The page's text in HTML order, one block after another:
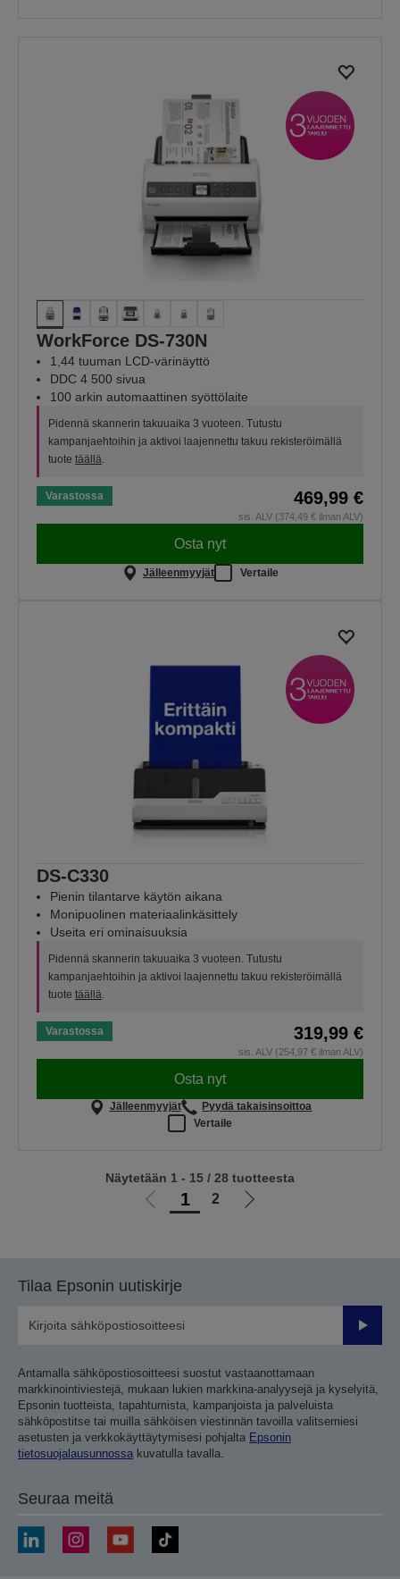
WorkForce DS-730N
1,44 tuuman LCD-värinäyttö
DDC 4 500 sivua
100 arkin automaattinen syöttölaite
Pidennä skannerin takuuaika 3 vuoteen. Tutustu
kampanjaehtoihin ja aktivoi laajennettu takuu rekisteröimällä
tuote täällä.
Varastossa 469,99 €
sis. ALV (374,49 € ilman ALV)
Osta nyt
Jälleenmyyjät Vertaile
DS-C330
Pienin tilantarve käytön aikana
Monipuolinen materiaalinkäsittely
Useita eri ominaisuuksia
Pidennä skannerin takuuaika 3 vuoteen. Tutustu
kampanjaehtoihin ja aktivoi laajennettu takuu rekisteröimällä
tuote täällä.
Varastossa 319,99 €
sis. ALV (254,97 € ilman ALV)
Osta nyt
Jälleenmyyjät
Pyydä takaisinsoittoa
Vertaile
Siirry1 2
Siirry
Näytetään 1 - 15 / 28 tuotteesta
Tilaa Epsonin uutiskirje
Lähetä
Antamalla sähköpostiosoitteesi suostut vastaanottamaan
markkinointiviestejä, mukaan lukien markkina-analyysejä ja kyselyitä,
Epsonin tuotteista, tapahtumista, kampanjoista ja palveluista
sähköpostitse tai muilla sähköisen viestinnän tavoilla valitsemiesi
asetusten ja verkkokäyttäytymisesi pohjalta Epsonin
tietosuojalausunnossa kuvatulla tavalla.
Seuraa meitä